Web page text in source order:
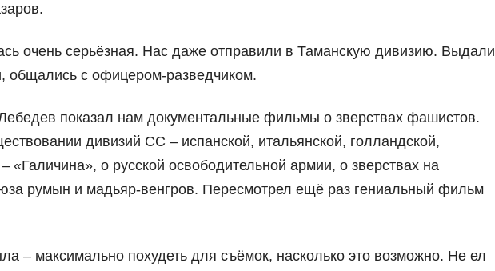
очень серьёзная. Нас даже отправили в Таманскую дивизию. Выдали
с офицером-разведчиком.
показал нам документальные фильмы о зверствах фашистов.
дивизий СС – испанской, итальянской, голландской,
«Галичина», о русской освободительной армии, о зверствах на
румын и мадьяр-венгров. Пересмотрел ещё раз гениальный фильм
– максимально похудеть для съёмок, насколько это возможно. Не ел